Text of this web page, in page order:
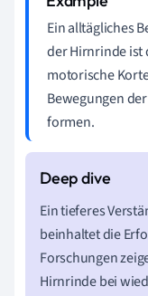
Ein alltägliches
der Hirnrinde ist
motorische
Bewegungen
formen.
Ein tieferes
beinhaltet die
Forschungen
Hirnrinde bei